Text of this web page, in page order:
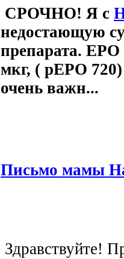
СРОЧНО! Я с
недостающую
препарата. ЕРО
мкг, ( рЕРО
очень важн...
Письмо мамы
Здравствуйте!